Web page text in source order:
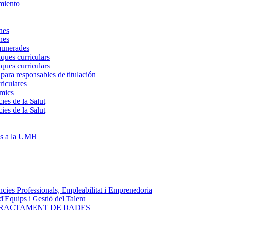
curriculars
curriculars
responsables de titulación
de la Salut
de la Salut
a la UMH
Professionals, Empleabilitat i Emprenedoria
i Gestió del Talent
DE DADES